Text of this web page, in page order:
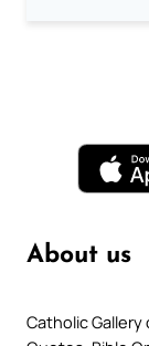
About us
Catholic Gallery